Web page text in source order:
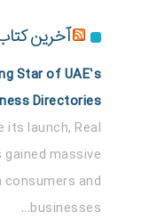
آخرین
Star of UAE’s
Directories
launch, Real
massive
and
businesses...